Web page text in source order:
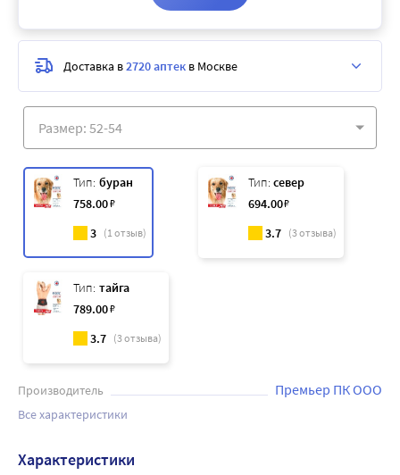
Тип: буран
758.00₽
3 (1отзыв)
Тип: север
694.00₽
3.7 (3отзыва)
Тип: тайга
789.00₽
3.7 (3отзыва)
Производитель Премьер ПК ООО
Все характеристики
Доставка в2720 аптек в Москве
Характеристики